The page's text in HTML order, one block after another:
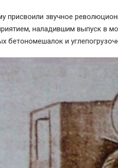
присвоили звучное
наладившим выпуск в
бетономешалок и